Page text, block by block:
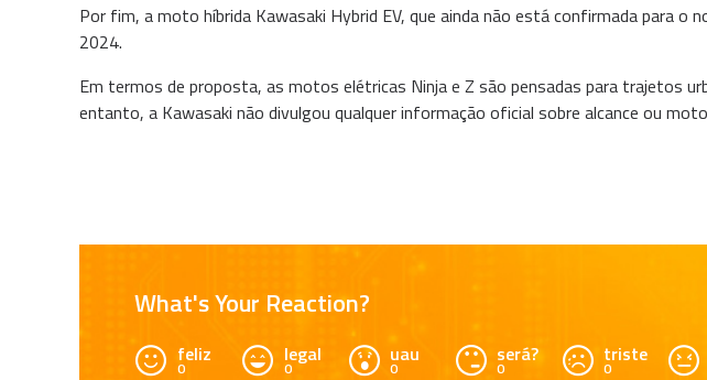
Por fim, a moto híbrida Kawasaki Hybrid EV, que ainda não está confirmada para
2024.
Em termos de proposta, as motos elétricas Ninja e Z são pensadas para trajetos
entanto, a Kawasaki não divulgou qualquer informação oficial sobre alcance ou
What's Your Reaction?
feliz
0
legal
0
uau
0
será?
0
triste
0